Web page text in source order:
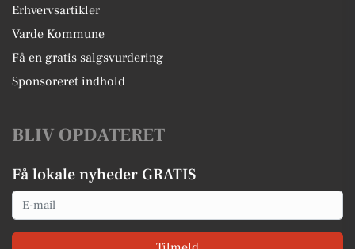
Erhvervsartikler
Varde Kommune
Få en gratis salgsvurdering
Sponsoreret indhold
BLIV OPDATERET
Få lokale nyheder GRATIS
Email